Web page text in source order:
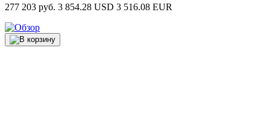
277 203 руб. 3 854.28 USD 3 516.08 EUR